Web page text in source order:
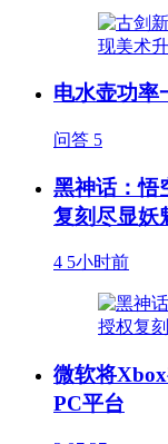
电水壶功率
问答 5
黑神话：悟
复刻尽显妖
4 5小时前
微软将
PC平台